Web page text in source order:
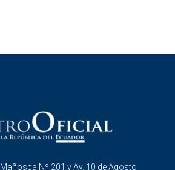
Mañosca Nº 201 y Av. 10 de Agosto